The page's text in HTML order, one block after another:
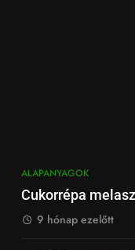
ALAPANYAGOK
Cukorrépa melasz
9 hónap ezelőtt